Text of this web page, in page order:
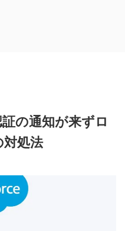
の通知が来ずロ
処法